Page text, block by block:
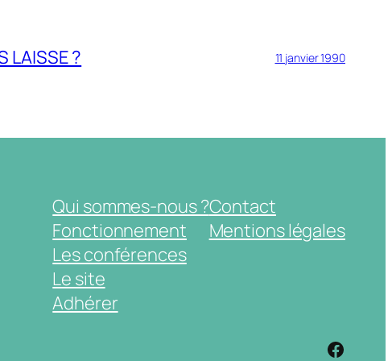
LAISSE ? 11 janvier 1990
Qui sommes-nous ?
Fonctionnement
Les conférences
Le site
Adhérer
Contact
Mentions légales